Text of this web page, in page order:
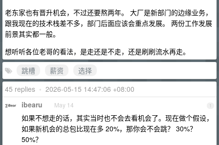
老东家也有晋升机会，不过还要熬两年。 大厂是新部门的边缘业务，
跟我现在的技术栈差不多，部门后面应该会重点发展。 两份工作发展
前景其实都一般。
想听听各位老哥的看法，是走还是不走，还是刷刷流水再走。
跳槽
薪资
选择
45 replies • 2026-05-15 14:47:06 +08:00
1
ibearu May 14
如果不想走的话，其实当时也不会去看机会了。现在做个假设，
如果新机会的总包比现在多 20%，那你会不会跳？ 30%？
50%？